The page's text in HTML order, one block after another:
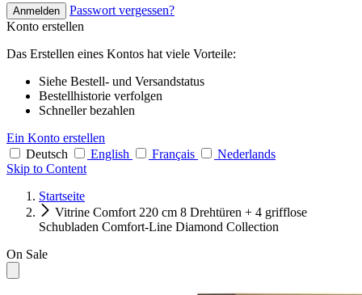
Anmelden
Passwort vergessen?
Konto erstellen
Das Erstellen eines Kontos hat viele Vorteile:
Siehe Bestell- und Versandstatus
Bestellhistorie verfolgen
Schneller bezahlen
Ein Konto erstellen
Deutsch
English Français
Nederlands
Skip to Content
Startseite
Vitrine Comfort 220 cm 8 Drehtüren + 4 grifflose
Schubladen Comfort-Line Diamond Collection
On Sale